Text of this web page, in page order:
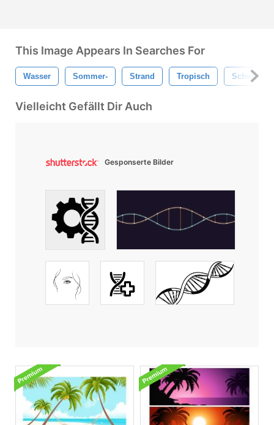
This Image Appears In Searches For
Wasser Sommer- Strand Tropisch
Vielleicht Gefällt Dir Auch
Gesponserte Bilder